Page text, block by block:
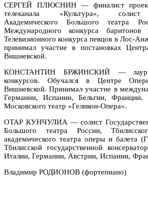
СЕРГЕЙ ПЛЮСНИН — финалист
телеканала «Культура», солист
Академического Большого театра
Международного конкурса
Телевизионного конкурса певцов в Лос-
принимал участие в постановках
Вишневской.
КОНСТАНТИН БРЖИНСКИЙ —
конкурсов. Обучался в Центре
Вишневской. Принимал участие в
Германии, Испании, Бельгии,
Московского театр «Геликон-Опера».
ОТАР КУНЧУЛИА — солист
Большого театра России,
академического театра оперы и балета
Тбилисской государственной
Италии, Германии, Австрии, Испании,
Владимир РОДИОНОВ (фортепиано)